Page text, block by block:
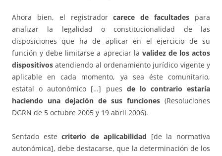
Ahora bien, el registradorcarece de facultades para
analizar la legalidad o constitucionalidad de las
disposiciones que ha de aplicar en el ejercicio de su
función y debe limitarse a apreciar la validez de los actos
dispositivos atendiendo al ordenamiento jurídico vigente y
aplicable en cada momento, ya sea éste comunitario,
estatal o autonómico […] pues de lo contrario estaría
haciendo una dejación de sus funciones (Resoluciones
DGRN de 5 octubre 2005 y 19 abril 2006).
Sentado estecriterio de aplicabilidad [de la normativa
autonómica], debe destacarse, que la determinación de los